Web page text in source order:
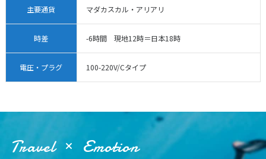
主要通貨 マダカスカル・アリアリ
時差 -6時間 現地12時＝日本18時
電圧・プラグ 100-220V/Cタイプ
Travel Emotion